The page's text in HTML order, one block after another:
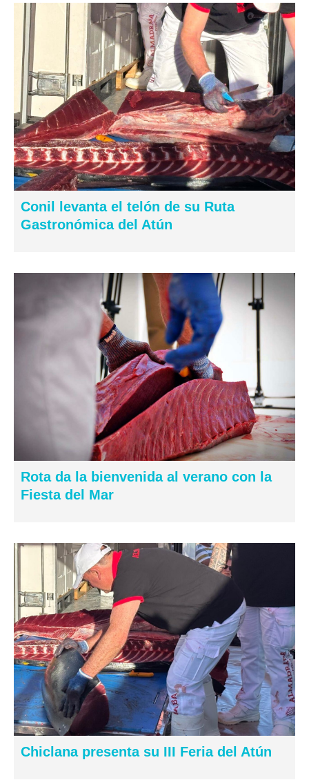
Conil levanta el telón de su Ruta
Gastronómica del Atún
Rota da la bienvenida al verano con la
Fiesta del Mar
Chiclana presenta su III Feria del Atún